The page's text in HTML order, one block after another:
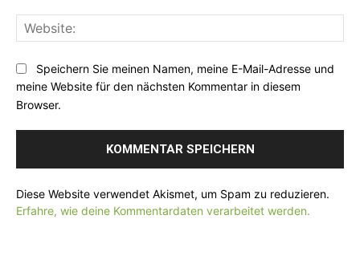
t
:
*M
ie
Speichern Sie meinen Namen, meine E-Mail-Adresse und
meine Website für den nächsten Kommentar in diesem
Browser.
Diese Website verwendet Akismet, um Spam zu reduzieren.
Erfahre, wie deine Kommentardaten verarbeitet werden.